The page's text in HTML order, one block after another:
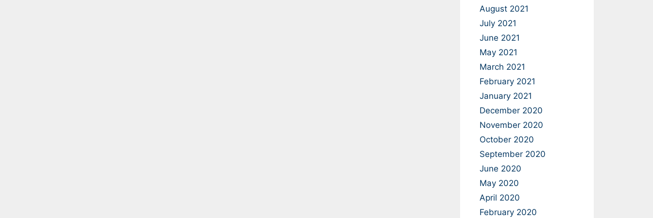
August 2021
July 2021
June 2021
May 2021
March 2021
February 2021
January 2021
December 2020
November 2020
October 2020
September 2020
June 2020
May 2020
April 2020
February 2020